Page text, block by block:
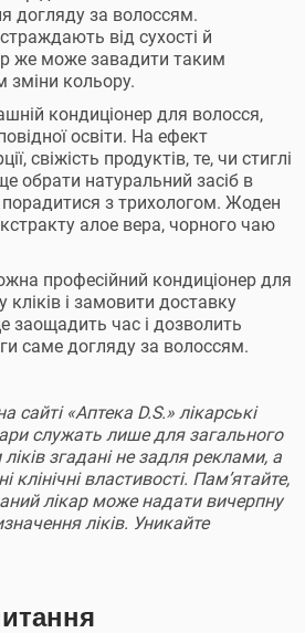
догляду за волоссям.
від сухості й
же може завадити таким
зміни кольору.
кондиціонер для волосся,
освіти. На ефект
свіжість продуктів, те, чи стиглі
обрати натуральний засіб в
порадитися з трихологом. Жоден
алое вера, чорного чаю
професійний кондиціонер для
кліків і замовити доставку
заощадить час і дозволить
саме догляду за волоссям.
сайті «Аптека D.S.» лікарські
служать лише для загального
згадані не задля реклами, а
клінічні властивості. Пам’ятайте,
лікар може надати вичерпну
ліків. Уникайте